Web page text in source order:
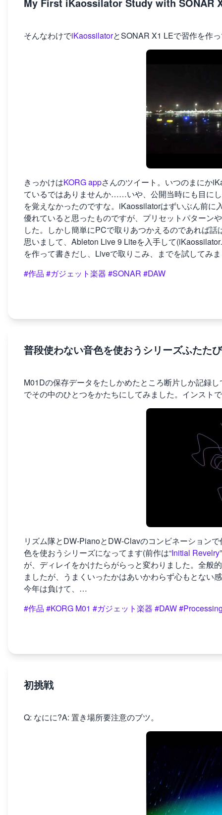
そんなわけでiKaossilatorとSONAR X1 LEで習作を作
きっかけはKORG appさんのツイート。いつのまにか
ているではありませんか……いや、公開当時にも目に
を覚えなかったのですな。iKaossilatorはずいぶん前
優れていると思ったものですが、プリセットパターン
した。しかし簡単にPCで取りあつかえるのであれば
思いまして、Ableton Live 9 Liteを入手して
を作って書きだし、Liveで取りこみ、までを試してみ
#作品 #ガジェット楽器 #SONAR #DAW
普段使わない音色を使おうシリーズふた
M01Dの保存データをたしかめたところ断片しか記録
でその中のひとつをかたちにしてみました。インスト
リズム隊とDW-PianoとDW-Clavのコンビネーション
色を使おうシリーズになってます(前作は“Initial Revelry
が、ディレイをかけたらがらっと変わりました。全般
ましたが、うまくいったかはあいかわらず心もとな
今年は負けて、…
#作品 #KORG M01 #ガジェット楽器 #DAW
初挑戦
Q: なにに?A: 置き場所要注意のブツ。